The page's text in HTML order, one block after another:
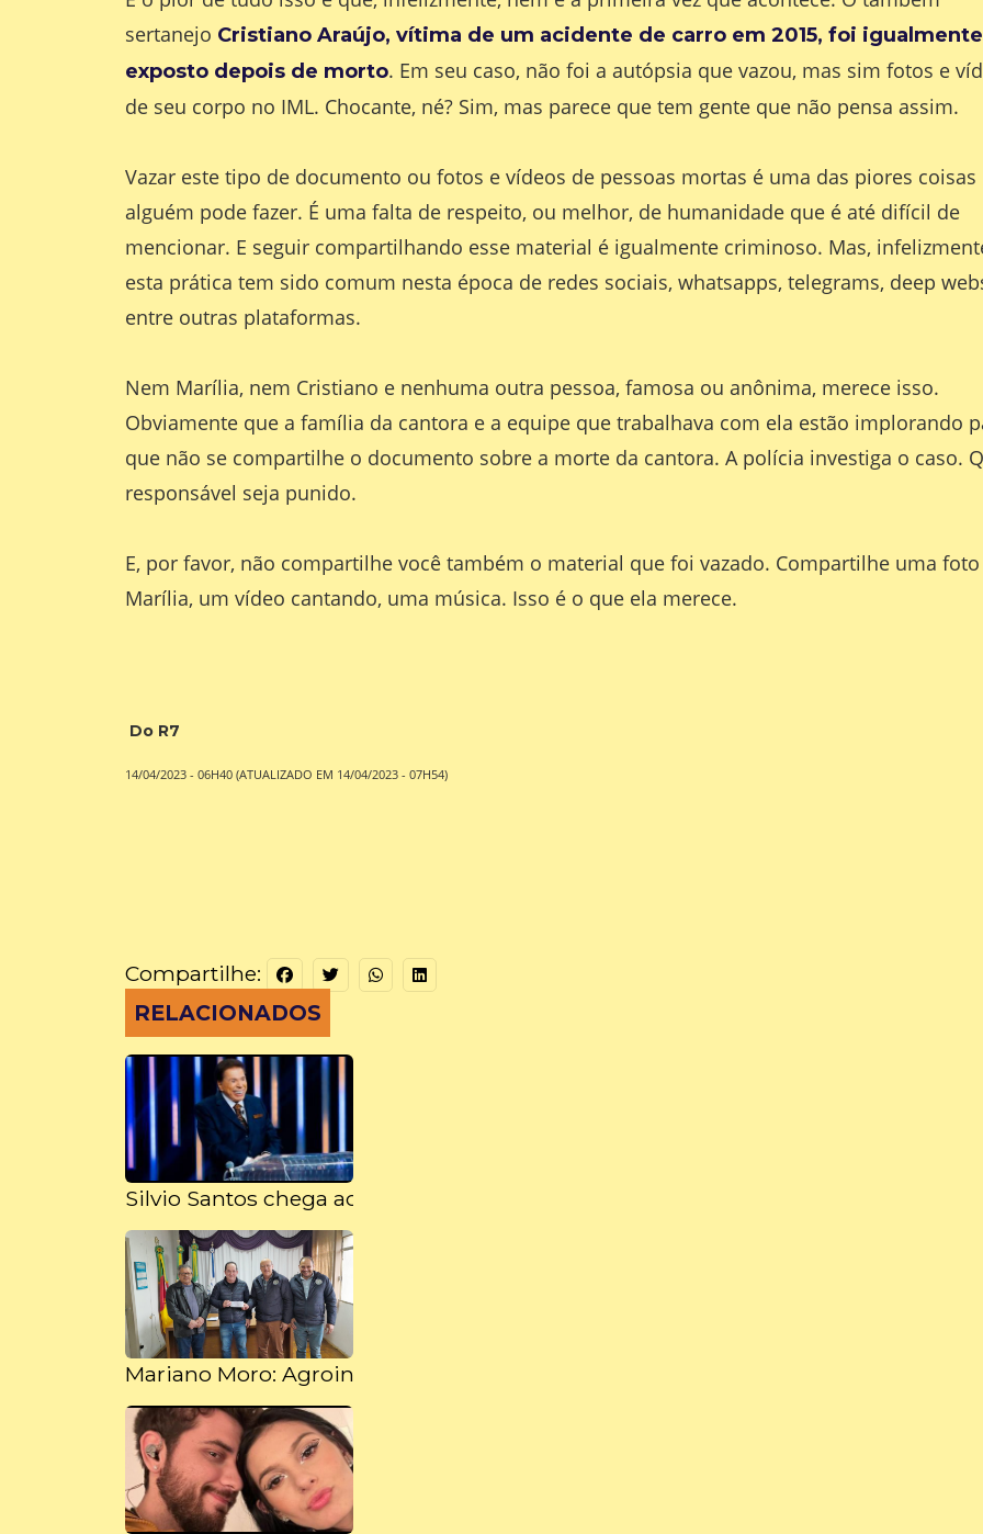
sertanejo Cristiano Araújo, vítima de um acidente de carro em 2015, foi igualmente
exposto depois de morto. Em seu caso, não foi a autópsia que vazou, mas sim fotos e
de seu corpo no IML. Chocante, né? Sim, mas parece que tem gente que não pensa assim.
Vazar este tipo de documento ou fotos e vídeos de pessoas mortas é uma das piores coisas
alguém pode fazer. É uma falta de respeito, ou melhor, de humanidade que é até difícil de
mencionar. E seguir compartilhando esse material é igualmente criminoso. Mas,
esta prática tem sido comum nesta época de redes sociais, whatsapps, telegrams, deep
entre outras plataformas.
Nem Marília, nem Cristiano e nenhuma outra pessoa, famosa ou anônima, merece isso.
Obviamente que a família da cantora e a equipe que trabalhava com ela estão implorando
que não se compartilhe o documento sobre a morte da cantora. A polícia investiga o caso.
responsável seja punido.
E, por favor, não compartilhe você também o material que foi vazado. Compartilhe uma
Marília, um vídeo cantando, uma música. Isso é o que ela merece.
Do R7
14/04/2023 - 06H40 (ATUALIZADO EM 14/04/2023 - 07H54)
Compartilhe:
RELACIONADOS
Silvio Santos chega aos 93 anos recluso e longe da TV
Mariano Moro: Agroindústria familiar recebe recursos do programa Pr’Acrescer